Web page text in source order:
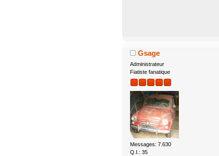
Gsage
Administrateur
Fiatiste fanatique
Messages: 7.630
Q.I.: 35